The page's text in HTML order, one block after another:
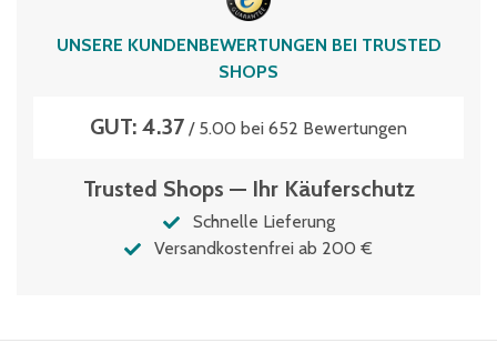
UNSERE KUNDENBEWERTUNGEN BEI TRUSTED
SHOPS
GUT: 4.37 / 5.00 bei 652 Bewertungen
Trusted Shops — Ihr Käuferschutz
Schnelle Lieferung
Versandkostenfrei ab 200 €